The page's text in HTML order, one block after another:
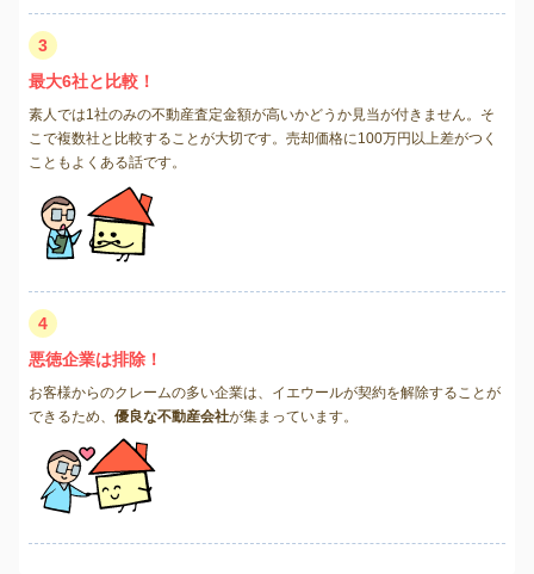
3
最大6社と比較！
素人では1社のみの不動産査定金額が高いかどうか見当が付きません。そ
こで複数社と比較することが大切です。売却価格に100万円以上差がつく
こともよくある話です。
4
悪徳企業は排除！
お客様からのクレームの多い企業は、イエウールが契約を解除することが
できるため、 優良な不動産会社が集まっています。